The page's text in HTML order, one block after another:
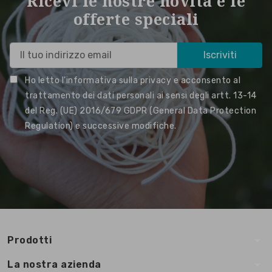
offerte speciali
Ho letto l’informativa sulla privacy e acconsento al
trattamento dei dati personali ai sensi degli artt. 13-14
del Reg. (UE) 2016/679 GDPR (General Data Protection
Regulation) e successive modifiche.
Prodotti
La nostra azienda